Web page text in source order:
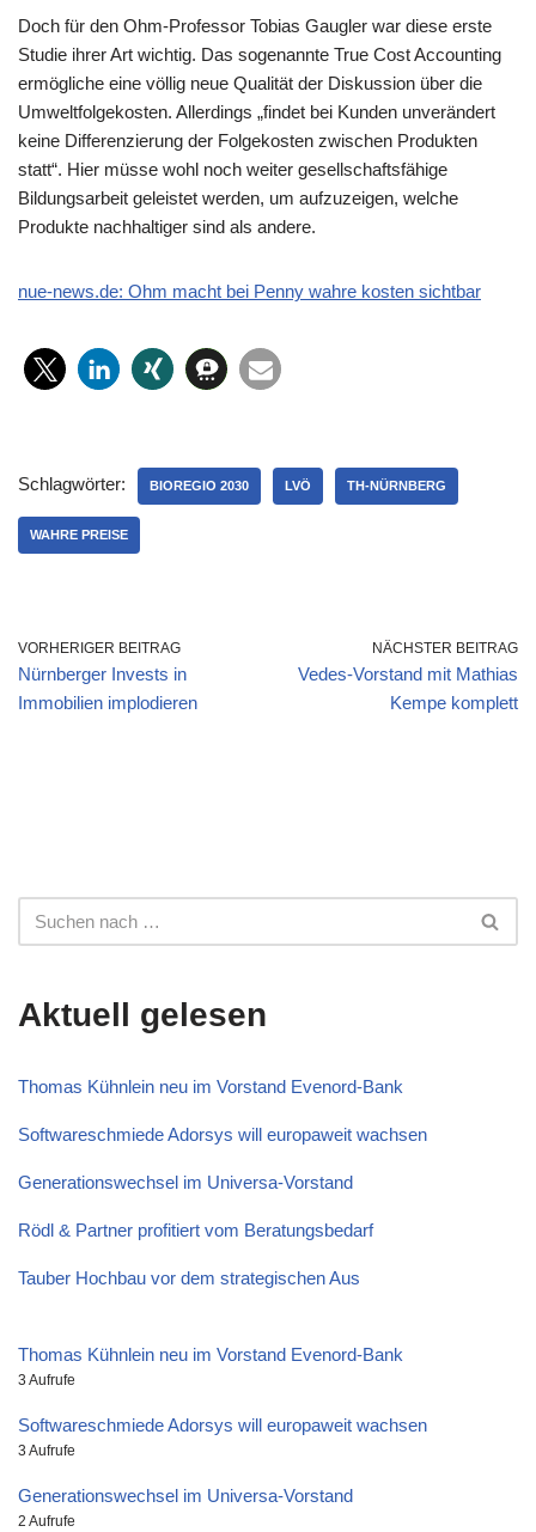
Doch für den Ohm-Professor Tobias Gaugler war diese erste
Studie ihrer Art wichtig. Das sogenannte True Cost Accounting
ermögliche eine völlig neue Qualität der Diskussion über die
Umweltfolgekosten. Allerdings „findet bei Kunden unverändert
keine Differenzierung der Folgekosten zwischen Produkten
statt“. Hier müsse wohl noch weiter gesellschaftsfähige
Bildungsarbeit geleistet werden, um aufzuzeigen, welche
Produkte nachhaltiger sind als andere.
nue-news.de: Ohm macht bei Penny wahre kosten sichtbar
Schlagwörter: BIOREGIO 2030 LVÖ TH-NÜRNBERG
WAHRE PREISE
VORHERIGER BEITRAG
Nürnberger Invests in
Immobilien implodieren
NÄCHSTER BEITRAG
Vedes-Vorstand mit Mathias
Kempe komplett
Aktuell gelesen
Thomas Kühnlein neu im Vorstand Evenord-Bank
Softwareschmiede Adorsys will europaweit wachsen
Generationswechsel im Universa-Vorstand
Rödl & Partner profitiert vom Beratungsbedarf
Tauber Hochbau vor dem strategischen Aus
Thomas Kühnlein neu im Vorstand Evenord-Bank
3 Aufrufe
Softwareschmiede Adorsys will europaweit wachsen
3 Aufrufe
Generationswechsel im Universa-Vorstand
2 Aufrufe